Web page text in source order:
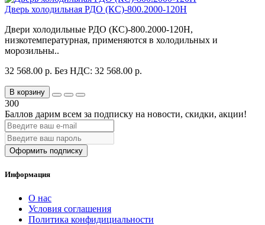
Дверь холодильная РДО (КС)-800.2000-120Н
Двери холодильные РДО (КС)-800.2000-120Н,
низкотемпературная, применяются в холодильных и
морозильны..
32 568.00 р. Без НДС: 32 568.00 р.
В корзину
300
Баллов дарим всем за подписку на новости, скидки, акции!
Оформить подписку
Информация
О нас
Условия соглашения
Политика конфидициальности